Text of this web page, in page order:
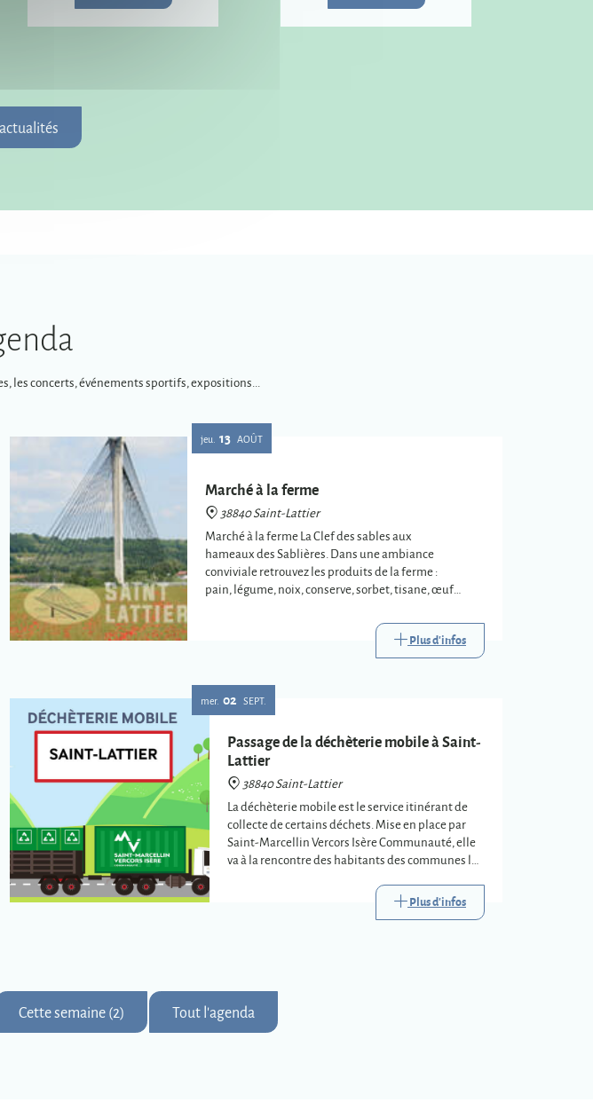
les concerts, événements sportifs, expositions...
jeu. 13 AOÛT
Marché à la ferme
38840 Saint-Lattier
Marché à la ferme La Clef des sables aux
hameaux des Sablières. Dans une ambiance
conviviale retrouvez les produits de la ferme :
pain, légume, noix, conserve, sorbet, tisane, œuf…
Plus d'infos
mer. 02 SEPT.
Passage de la déchèterie mobile à Saint-
Lattier
38840 Saint-Lattier
La déchèterie mobile est le service itinérant de
collecte de certains déchets. Mise en place par
Saint-Marcellin Vercors Isère Communauté, elle
va à la rencontre des habitants des communes les
Plus d'infos
Cette semaine (2) Tout l'agenda